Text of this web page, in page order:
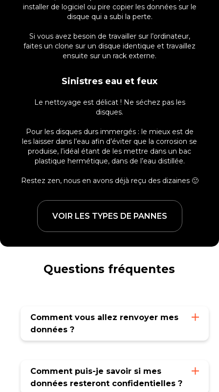
installer de logiciel ou pire copier les données sur le
disque qui a subi la perte.
Si vous avez besoin de travailler sur l’ordinateur,
faites un clone sur un disque identique et travaillez
ensuite sur un rack externe.
Sinistres eau et feux
Le nettoyage est délicat ! Ne séchez pas les
disques.
Pour les disques durs immergés : le mieux est de
les laisser dans l’eau afin d’éviter que la corrosion se
produise, l’idéal étant de les mettre dans un bac
plastique hermétique, dans de l’eau distillée.
Restez zen, nous en avons déjà reçu des dizaines 🙂
VOIR LES TYPES DE PANNES
Questions fréquentes
Comment vous allez renvoyer mes
données ?
nouveau disque externe, soit par
téléchargement.
Comment puis-je savoir si mes
données resteront confidentielles ?